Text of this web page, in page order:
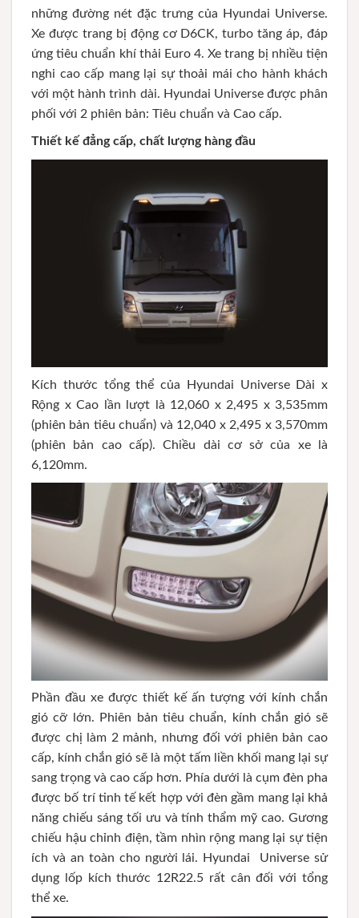
những đường nét đặc trưng của Hyundai Universe.
Xe được trang bị động cơ D6CK, turbo tăng áp, đáp
ứng tiêu chuẩn khí thải Euro 4. Xe trang bị nhiều tiện
nghi cao cấp mang lại sự thoải mái cho hành khách
với một hành trình dài. Hyundai Universe được phân
phối với 2 phiên bản: Tiêu chuẩn và Cao cấp.
Thiết kế đẳng cấp, chất lượng hàng đầu
Kích thước tổng thể của Hyundai Universe Dài x
Rộng x Cao lần lượt là 12,060 x 2,495 x 3,535mm
(phiên bản tiêu chuẩn) và 12,040 x 2,495 x 3,570mm
(phiên bản cao cấp). Chiều dài cơ sở của xe là
6,120mm.
Phần đầu xe được thiết kế ấn tượng với kính chắn
gió cỡ lớn. Phiên bản tiêu chuẩn, kính chắn gió sẽ
được chị làm 2 mảnh, nhưng đối với phiên bản cao
cấp, kính chắn gió sẽ là một tấm liền khối mang lại sự
sang trọng và cao cấp hơn. Phía dưới là cụm đèn pha
được bố trí tinh tế kết hợp với đèn gầm mang lại khả
năng chiếu sáng tối ưu và tính thẩm mỹ cao. Gương
chiếu hậu chỉnh điện, tầm nhìn rộng mang lại sự tiện
ích và an toàn cho người lái. Hyundai Universe sử
dụng lốp kích thước 12R22.5 rất cân đối với tổng
thể xe.